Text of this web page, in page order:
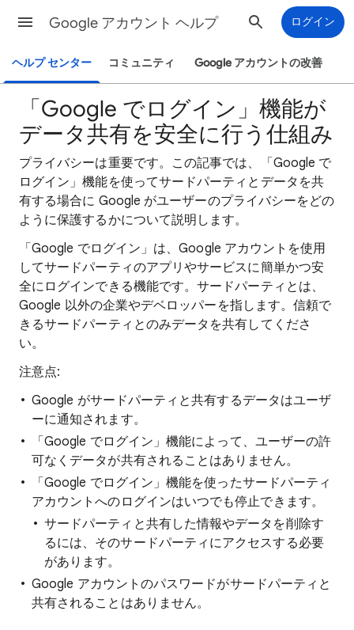
Google アカウント ヘルプ ログイン
ヘルプ センター コミュニティ Google アカウントの改善
「Google でログイン」機能が
データ共有を安全に行う仕組み
プライバシーは重要です。この記事では、「Google で
ログイン」機能を使ってサードパーティとデータを共
有する場合に Google がユーザーのプライバシーをどの
ように保護するかについて説明します。
「Google でログイン」は、Google アカウントを使用
してサードパーティのアプリやサービスに簡単かつ安
全にログインできる機能です。サードパーティとは、
Google 以外の企業やデベロッパーを指します。信頼で
きるサードパーティとのみデータを共有してくださ
い。
注意点:
Google がサードパーティと共有するデータはユーザ
ーに通知されます。
「Google でログイン」機能によって、ユーザーの許
可なくデータが共有されることはありません。
「Google でログイン」機能を使ったサードパーティ
アカウントへのログインはいつでも停止できます。
サードパーティと共有した情報やデータを削除す
るには、そのサードパーティにアクセスする必要
があります。
Google アカウントのパスワードがサードパーティと
共有されることはありません。